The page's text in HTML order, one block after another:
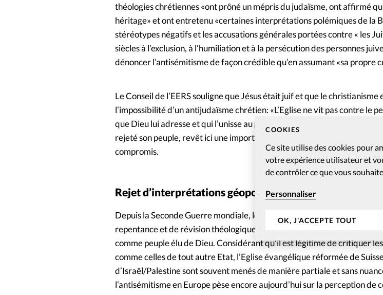
COOKIES
Ce site utilise des cookies pour
votre expérience utilisateur et
de contrôler ce que vous
Personnaliser
OK, J'ACCEPTE TOUT
théologies chrétiennes «ont prôné un mépris du judaïsme, ont affirmé
héritage» et ont entretenu «certaines interprétations polémiques de la
stéréotypes négatifs et les accusations générales portées contre « les
siècles à l’exclusion, à l’humiliation et à la persécution des personnes
dénoncer l’antisémitisme de façon crédible qu’en assumant «sa propre
Le Conseil de l’EERS souligne que Jésus était juif et que le
l’impossibilité d’un antijudaïsme chrétien: «L’Eglise ne vit pas contre le
que Dieu lui adresse et qui l’unisse au peuple d’Israël. La perspective de
rejeté son peuple, revêt ici une importance fondamentale», lit-on dans
compromis.
Rejet d’interprétations géopolitiques
Depuis la Seconde Guerre mondiale, les Eglises réformées suisses ont
repentance et de révision théologique. Elles rejettent l’idée selon
comme peuple élu de Dieu. Considérant qu’il est légitime de critiquer
comme celles de tout autre Etat, l’Eglise évangélique réformée de
d’Israël/Palestine sont souvent menés de manière partiale et sans
l’antisémitisme en Europe pèse encore aujourd’hui sur la perception de